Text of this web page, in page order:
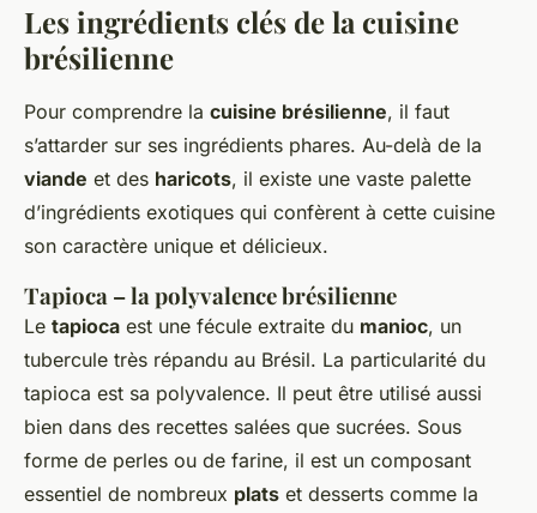
Les ingrédients clés de la cuisine
brésilienne
Pour comprendre la cuisine brésilienne, il faut
s’attarder sur ses ingrédients phares. Au-delà de la
viande et des haricots, il existe une vaste palette
d’ingrédients exotiques qui confèrent à cette cuisine
son caractère unique et délicieux.
Tapioca – la polyvalence brésilienne
Le tapioca est une fécule extraite du manioc, un
tubercule très répandu au Brésil. La particularité du
tapioca est sa polyvalence. Il peut être utilisé aussi
bien dans des recettes salées que sucrées. Sous
forme de perles ou de farine, il est un composant
essentiel de nombreux plats et desserts comme la